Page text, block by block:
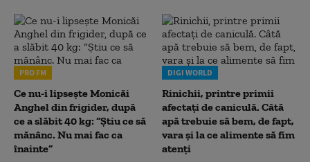
PRO FM
Ce nu-i lipsește Monicăi
Anghel din frigider, după
ce a slăbit 40 kg: “Știu ce să
mănânc. Nu mai fac ca
înainte”
DIGI WORLD
Rinichii, printre primii
afectați de caniculă. Câtă
apă trebuie să bem, de fapt,
vara și la ce alimente să fim
atenți